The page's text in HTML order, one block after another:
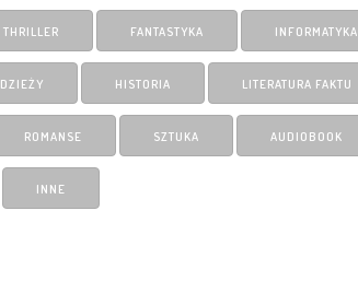
THRILLER FANTASTYKA INFORMATYKA
HISTORIA LITERATURA FAKTU
ROMANSE SZTUKA AUDIOBOOK
INNE